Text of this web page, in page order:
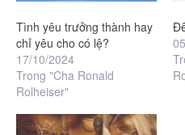
Tình yêu trưởng thành hay
chỉ yêu cho có lệ?
17/10/2024
Trong "Cha Ronald
Rolheiser"